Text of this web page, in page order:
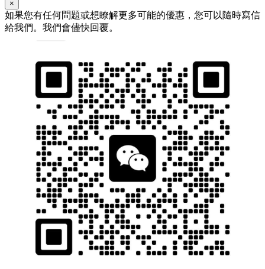
×
如果您有任何問題或想瞭解更多可能的優惠，您可以隨時寫信
給我們。我們會儘快回覆。